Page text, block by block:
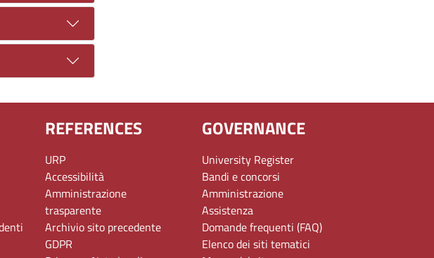
REFERENCES
URP
Accessibilità
Amministrazione
trasparente
Archivio sito precedente
GDPR
GOVERNANCE
University Register
Bandi e concorsi
Amministrazione
Assistenza
Domande frequenti (FAQ)
Elenco dei siti tematici